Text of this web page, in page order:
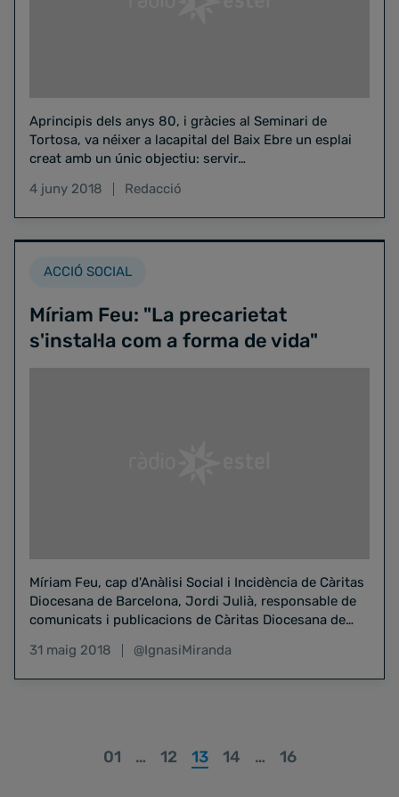
Aprincipis dels anys 80, i gràcies al Seminari de
Tortosa, va néixer a lacapital del Baix Ebre un esplai
creat amb un únic objectiu: servir…
4 juny 2018
Redacció
ACCIÓ SOCIAL
Míriam Feu: "La precarietat
s'instal·la com a forma de vida"
Míriam Feu, cap d'Anàlisi Social i Incidència de Càritas
Diocesana de Barcelona, Jordi Julià, responsable de
comunicats i publicacions de Càritas Diocesana de
31 maig 2018 @IgnasiMiranda
01 … 12 13 14 … 16